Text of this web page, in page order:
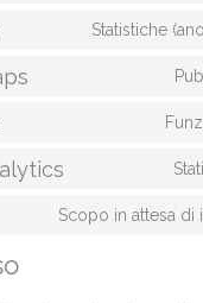
Statistiche
Scopo in attesa di